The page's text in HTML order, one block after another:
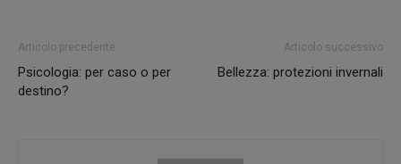
Articolo precedente
Psicologia: per caso o per
destino?
Articolo successivo
Bellezza: protezioni invernali